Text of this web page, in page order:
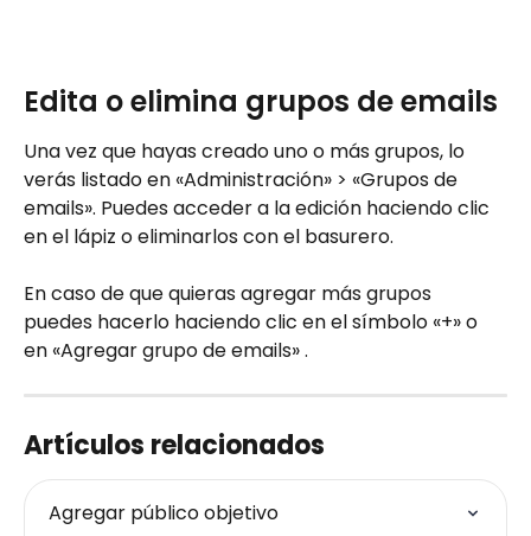
Edita o elimina grupos de emails
Una vez que hayas creado uno o más grupos, lo
verás listado en «Administración» > «Grupos de
emails». Puedes acceder a la edición haciendo clic
en el lápiz o eliminarlos con el basurero.
En caso de que quieras agregar más grupos
puedes hacerlo haciendo clic en el símbolo «+» o
en «Agregar grupo de emails» .
Artículos relacionados
Agregar público objetivo